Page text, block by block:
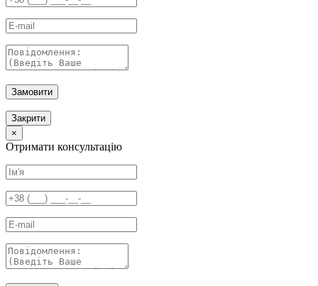
Замовити
Закрити
×
Отримати консультацію